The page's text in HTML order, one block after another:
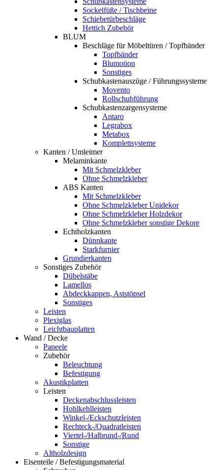
Sockelfüße / Tischbeine
Schiebetürbeschläge
Hettich Zubehör
BLUM
Beschläge für Möbeltüren / Topfbänder
Topfbänder
Blumotion
Sonstiges
Schubkastenauszüge / Führungssysteme
Movento
Rollschubführung
Schubkastenzargensysteme
Antaro
Legrabox
Metabox
Komplettsysteme
Kanten / Umleimer
Melaminkante
Mit Schmelzkleber
Ohne Schmelzkleber
ABS Kanten
Mit Schmelzkleber
Ohne Schmelzkleber Unidekor
Ohne Schmelzkleber Holzdekor
Ohne Schmelzkleber sonstige Dekore
Echtholzkanten
Dünnkante
Starkfurnier
Grundierkanten
Sonstiges Zubehör
Dübelstäbe
Lamellos
Abdeckkappen, Aststöpsel
Sonstiges
Leisten
Plexiglas
Leichtbauplatten
Wand / Decke
Paneele
Zubehör
Beleuchtung
Befestigung
Akustikplatten
Leisten
Deckenabschlussleisten
Hohlkehlleisten
Winkel-/Eckschutzleisten
Rechteck-/Quadratleisten
Viertel-/Halbrund-/Rund
Sonstige
Altholzdesign
Eisenteile / Befestigungsmaterial